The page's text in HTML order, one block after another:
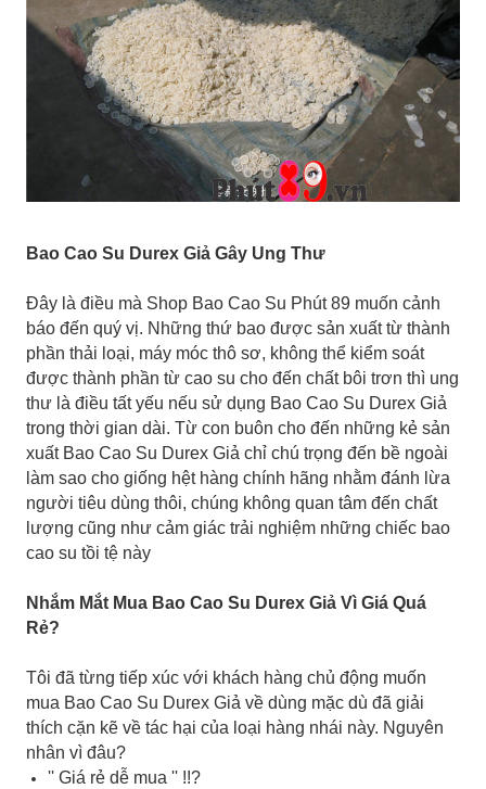
Bao Cao Su Durex Giả Gây Ung Thư
Đây là điều mà Shop Bao Cao Su Phút 89 muốn cảnh
báo đến quý vị. Những thứ bao được sản xuất từ thành
phần thải loại, máy móc thô sơ, không thể kiểm soát
được thành phần từ cao su cho đến chất bôi trơn thì ung
thư là điều tất yếu nếu sử dụng Bao Cao Su Durex Giả
trong thời gian dài. Từ con buôn cho đến những kẻ sản
xuất Bao Cao Su Durex Giả chỉ chú trọng đến bề ngoài
làm sao cho giống hệt hàng chính hãng nhằm đánh lừa
người tiêu dùng thôi, chúng không quan tâm đến chất
lượng cũng như cảm giác trải nghiệm những chiếc bao
cao su tồi tệ này
Nhắm Mắt Mua Bao Cao Su Durex Giả Vì Giá Quá
Rẻ?
Tôi đã từng tiếp xúc với khách hàng chủ động muốn
mua Bao Cao Su Durex Giả về dùng mặc dù đã giải
thích cặn kẽ về tác hại của loại hàng nhái này. Nguyên
nhân vì đâu?
'' Giá rẻ dễ mua '' !!?